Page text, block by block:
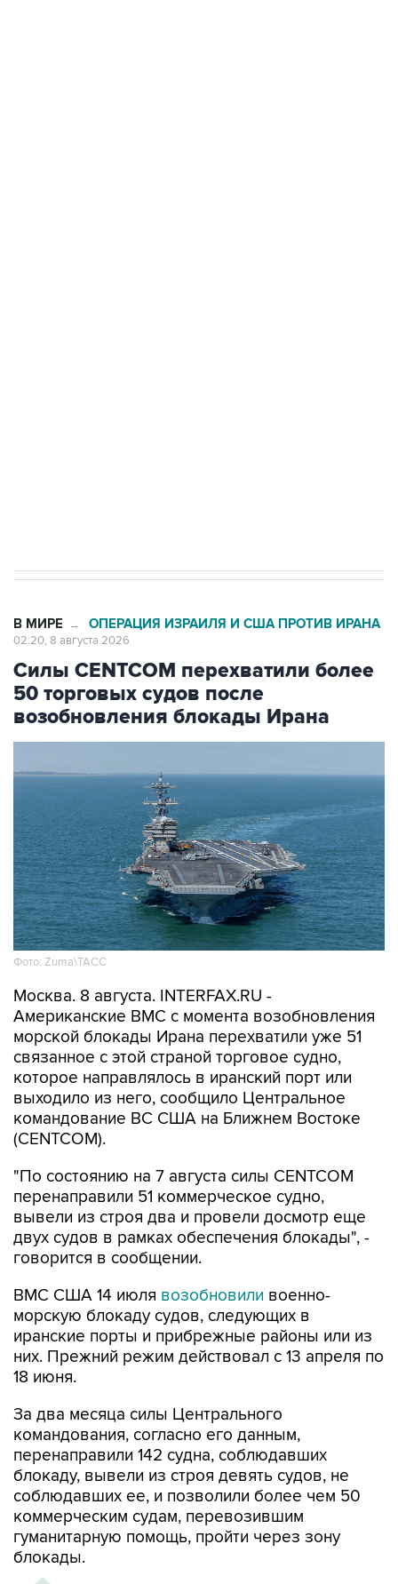
В МИРЕ → ОПЕРАЦИЯ ИЗРАИЛЯ И США ПРОТИВ ИРАНА
02:20, 8 августа 2026
Силы CENTCOM перехватили более
50 торговых судов после
возобновления блокады Ирана
Фото: Zuma\ТАСС
Москва. 8 августа. INTERFAX.RU -
Американские ВМС с момента возобновления
морской блокады Ирана перехватили уже 51
связанное с этой страной торговое судно,
которое направлялось в иранский порт или
выходило из него, сообщило Центральное
командование ВС США на Ближнем Востоке
(CENTCOM).
"По состоянию на 7 августа силы CENTCOM
перенаправили 51 коммерческое судно,
вывели из строя два и провели досмотр еще
двух судов в рамках обеспечения блокады", -
говорится в сообщении.
ВМС США 14 июля возобновили военно-
морскую блокаду судов, следующих в
иранские порты и прибрежные районы или из
них. Прежний режим действовал с 13 апреля по
18 июня.
За два месяца силы Центрального
командования, согласно его данным,
перенаправили 142 судна, соблюдавших
блокаду, вывели из строя девять судов, не
соблюдавших ее, и позволили более чем 50
коммерческим судам, перевозившим
гуманитарную помощь, пройти через зону
блокады.